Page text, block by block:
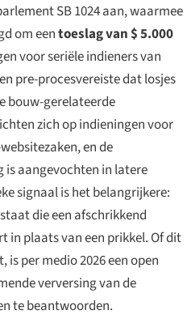
SB 1024 aan, waarmee
om eentoeslag van $ 5.000
voor seriële indieners van
pre-procesvereiste dat losjes
bouw-gerelateerde
zich op indieningen voor
en de
aangevochten in latere
signaal is het belangrijkere:
die een afschrikkend
in plaats van een prikkel. Of dit
per medio 2026 een open
verversing van de
te beantwoorden.